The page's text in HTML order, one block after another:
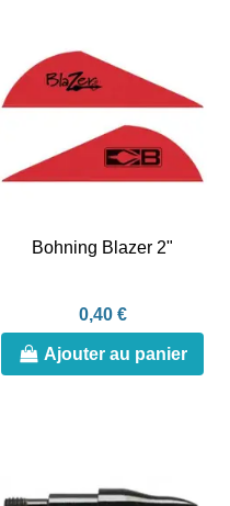
Bohning Blazer 2"
0,40 €
Ajouter au panier